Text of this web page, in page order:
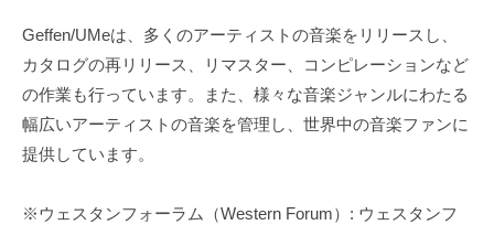
Geffen/UMeは、多くのアーティストの音楽をリリースし、
カタログの再リリース、リマスター、コンピレーションなど
の作業も行っています。また、様々な音楽ジャンルにわたる
幅広いアーティストの音楽を管理し、世界中の音楽ファンに
提供しています。
※ウェスタンフォーラム（Western Forum）: ウェスタンフ